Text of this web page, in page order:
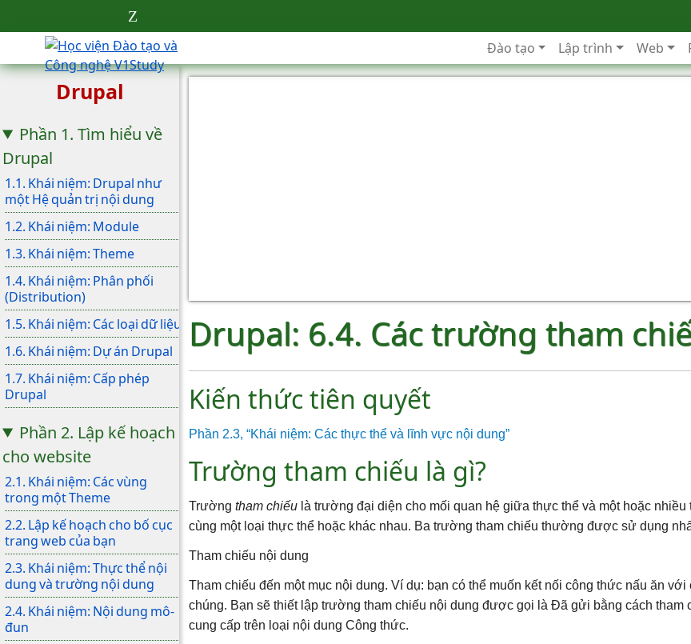
Đào tạo Lập trình Web
Drupal
Phần 1. Tìm hiểu về
Drupal
1.1. Khái niệm: Drupal như
một Hệ quản trị nội dung
1.2. Khái niệm: Module
1.3. Khái niệm: Theme
1.4. Khái niệm: Phân phối
(Distribution)
1.5. Khái niệm: Các loại dữ liệu
1.6. Khái niệm: Dự án Drupal
1.7. Khái niệm: Cấp phép
Drupal
Phần 2. Lập kế hoạch
cho website
2.1. Khái niệm: Các vùng
trong một Theme
2.2. Lập kế hoạch cho bố cục
trang web của bạn
2.3. Khái niệm: Thực thể nội
dung và trường nội dung
2.4. Khái niệm: Nội dung mô-
đun
Drupal: 6.4. Các trường tham
Kiến thức tiên quyết
Phần 2.3, “Khái niệm: Các thực thể và lĩnh vực nội dung”
Trường tham chiếu là gì?
Trường tham chiếu là trường đại diện cho mối quan hệ giữa thực thể và một hoặc
cùng một loại thực thể hoặc khác nhau. Ba trường tham chiếu thường được sử dụng
Tham chiếu nội dung
Tham chiếu đến một mục nội dung. Ví dụ: bạn có thể muốn kết nối công thức nấu ăn
chúng. Bạn sẽ thiết lập trường tham chiếu nội dung được gọi là Đã gửi bằng cách tham
cung cấp trên loại nội dung Công thức.